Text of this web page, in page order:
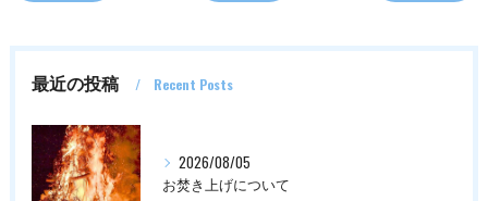
最近の投稿 Recent Posts
2026/08/05
お焚き上げについて